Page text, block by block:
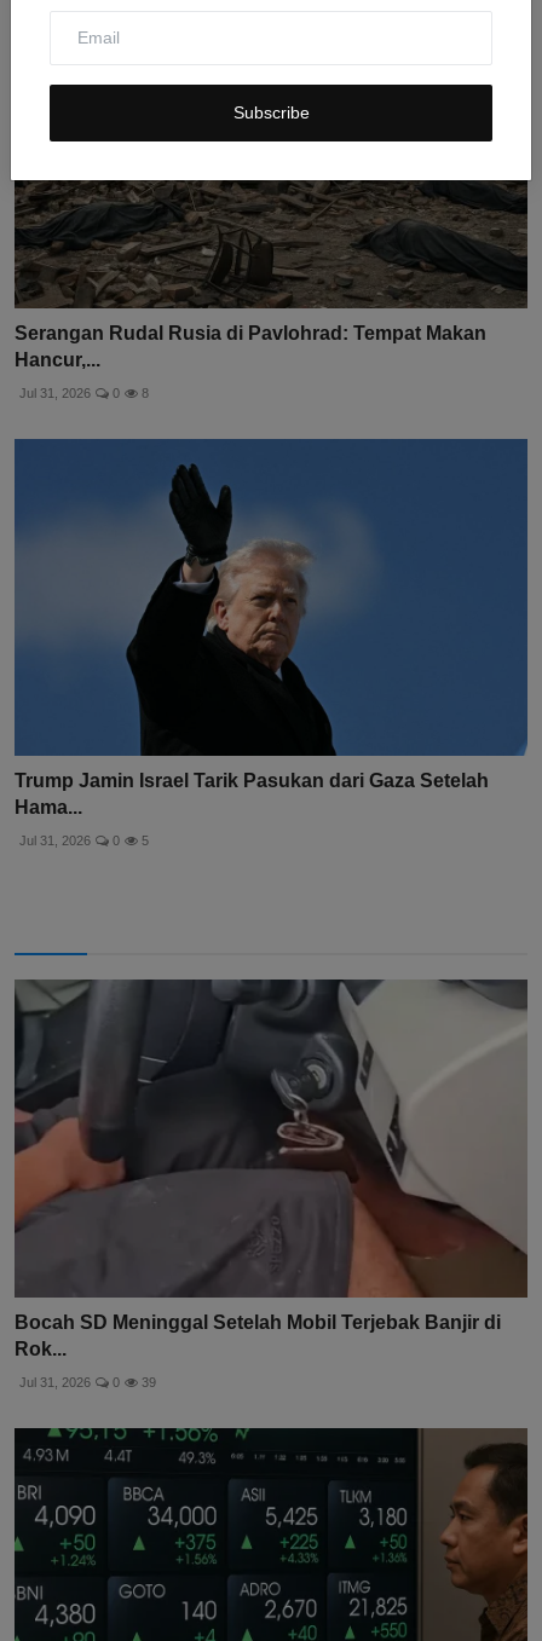
Subscribe
Serangan Rudal Rusia di Pavlohrad: Tempat Makan
Hancur,...
Jul 31, 2026 0 8
Trump Jamin Israel Tarik Pasukan dari Gaza Setelah
Hama...
Jul 31, 2026 0 5
Bocah SD Meninggal Setelah Mobil Terjebak Banjir di
Rok...
Jul 31, 2026 0 39